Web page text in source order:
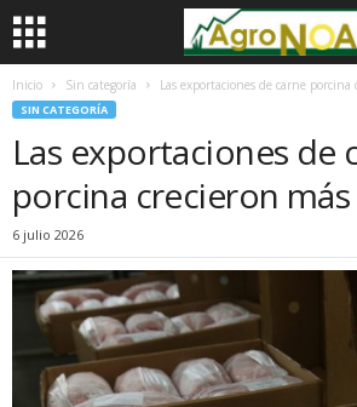
Inicio Sin categoría Las exportaciones de carne
SIN CATEGORÍA
Las exportaciones de
porcina crecieron
6 julio 2026